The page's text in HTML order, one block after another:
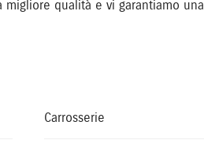
qualità e vi garantiamo
Carrosserie